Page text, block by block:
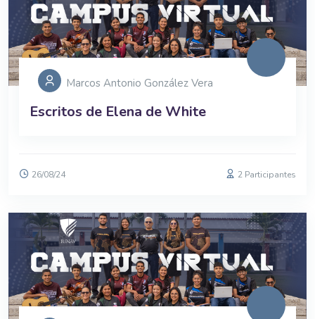
Marcos Antonio González Vera
Escritos de Elena de White
26/08/24 2 Participantes